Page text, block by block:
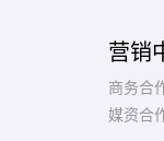
营销
商务合
媒资合